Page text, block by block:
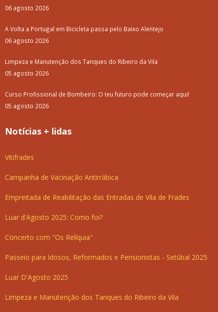
06 agosto 2026
A Volta a Portugal em Bicicleta passa pelo Baixo Alentejo
06 agosto 2026
Limpeza e Manutenção dos Tanques do Ribeiro da Vila
05 agosto 2026
Curso Profissional de Bombeiro: O teu futuro pode começar aqui!
05 agosto 2026
Notícias + lidas
Vitifrades
Campanha de Vacinação Antirrábica
Empreitada de Reabilitação das Entradas de Vila de Frades
Luar d'Agosto 2025: Como foi?
Concerto com "Os Relíquia"
Passeio para Idosos, Reformados e Pensionistas - Setúbal 2025
Luar D'Agosto 2025
Limpeza e Manutenção dos Tanques do Ribeiro da Vila